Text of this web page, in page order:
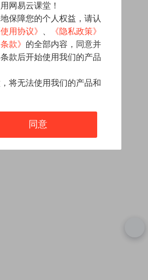
网易云课堂！
保障您的个人权益，请认
使用协议》 、
《隐私政策》
款》 的全部内容，同意并
款后开始使用我们的产品
将无法使用我们的产品和
同意